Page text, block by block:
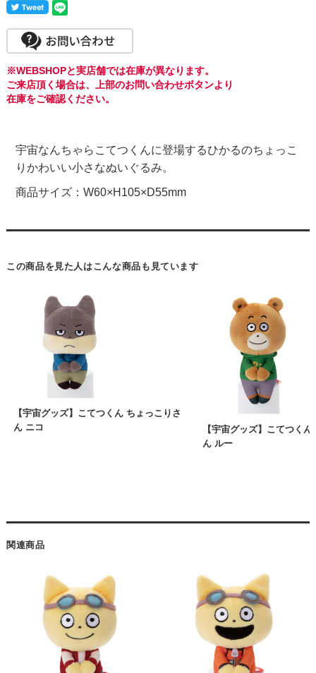
※WEBSHOPと実店舗では在庫が異なります。
ご来店頂く場合は、上部のお問い合わせボタンより
在庫をご確認ください。
宇宙なんちゃらこてつくんに登場するひかるのちょっこ
りかわいい小さなぬいぐるみ。
商品サイズ：W60×H105×D55mm
この商品を見た人はこんな商品も見ています
【宇宙グッズ】こてつくん ちょっこりさ
ん ニコ
【宇宙グッズ】こてつく
ん ルー
関連商品